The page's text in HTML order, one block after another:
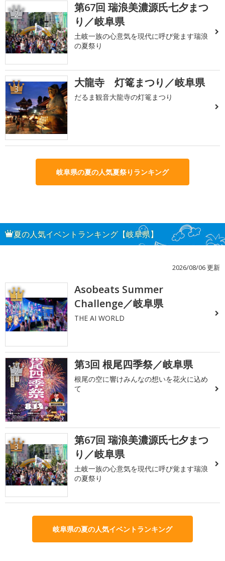
2
第67回 瑞浪美濃源氏七夕まつ
り／岐阜県
土岐一族の心意気を現代に呼び覚ます瑞浪
の夏祭り
3 大龍寺 灯篭まつり／岐阜県
だるま観音大龍寺の灯篭まつり
岐阜県の夏の人気夏祭りランキング
夏の人気イベントランキング【岐阜県】
2026/08/06 更新
1
Asobeats Summer
Challenge／岐阜県
THE AI WORLD
2 第3回 根尾四季祭／岐阜県
根尾の空に響けみんなの想いを花火に込め
て
3
第67回 瑞浪美濃源氏七夕まつ
り／岐阜県
土岐一族の心意気を現代に呼び覚ます瑞浪
の夏祭り
岐阜県の夏の人気イベントランキング